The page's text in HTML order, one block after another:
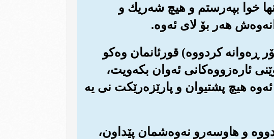
خوا بپه‌رستم و هیچ شه‌ریك و
هه‌ر بۆ لای ئه‌وه‌.
ڕه‌وانه کردووه‌) قورئانمان وه‌کو
ئاره‌زووه‌کانی ئه‌وان بکه‌ویت،
هیچ پشتیوان و پارێزه‌رێکت نی یه
و هاوسه‌رو نه‌وه‌شمان پێداون،